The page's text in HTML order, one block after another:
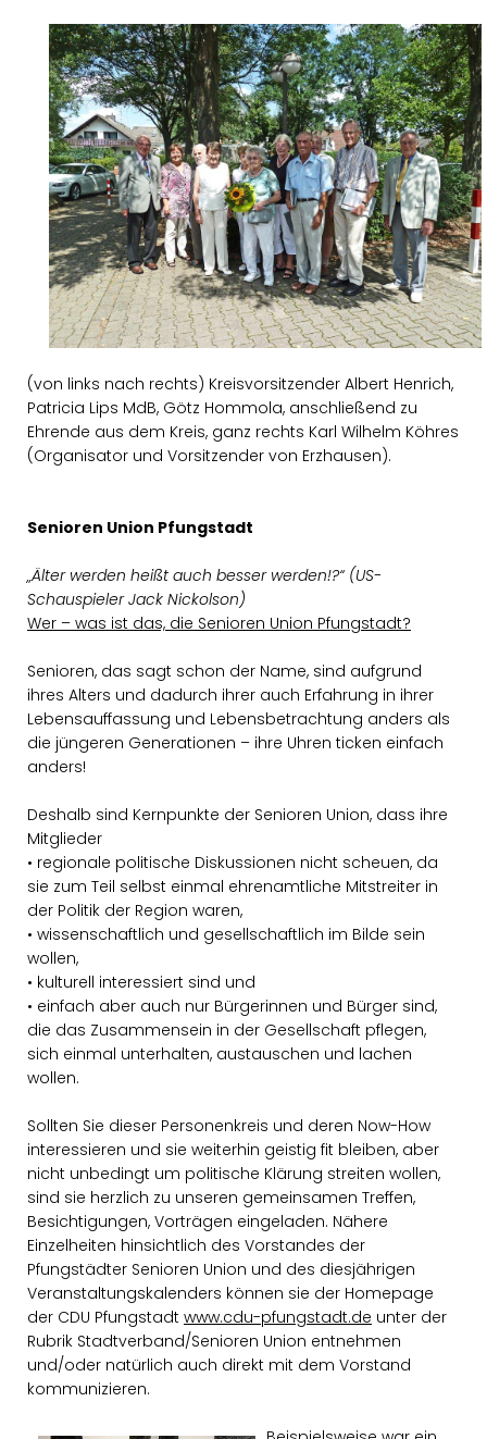
(von links nach rechts) Kreisvorsitzender Albert Henrich,
Patricia Lips MdB, Götz Hommola, anschließend zu
Ehrende aus dem Kreis, ganz rechts Karl Wilhelm Köhres
(Organisator und Vorsitzender von Erzhausen).
Senioren Union Pfungstadt
Älter werden heißt auch besser werden!?“ (US-
Schauspieler Jack Nickolson)
Wer – was ist das, die Senioren Union Pfungstadt?
Senioren, das sagt schon der Name, sind aufgrund
ihres Alters und dadurch ihrer auch Erfahrung in ihrer
Lebensauffassung und Lebensbetrachtung anders als
die jüngeren Generationen – ihre Uhren ticken einfach
anders!
Deshalb sind Kernpunkte der Senioren Union, dass ihre
Mitglieder
• regionale politische Diskussionen nicht scheuen, da
sie zum Teil selbst einmal ehrenamtliche Mitstreiter in
der Politik der Region waren,
• wissenschaftlich und gesellschaftlich im Bilde sein
wollen,
• kulturell interessiert sind und
• einfach aber auch nur Bürgerinnen und Bürger sind,
die das Zusammensein in der Gesellschaft pflegen,
sich einmal unterhalten, austauschen und lachen
wollen.
Sollten Sie dieser Personenkreis und deren Now-How
interessieren und sie weiterhin geistig fit bleiben, aber
nicht unbedingt um politische Klärung streiten wollen,
sind sie herzlich zu unseren gemeinsamen Treffen,
Besichtigungen, Vorträgen eingeladen. Nähere
Einzelheiten hinsichtlich des Vorstandes der
Pfungstädter Senioren Union und des diesjährigen
Veranstaltungskalenders können sie der Homepage
der CDU Pfungstadt www.cdu-pfungstadt.de unter der
Rubrik Stadtverband/Senioren Union entnehmen
und/oder natürlich auch direkt mit dem Vorstand
kommunizieren.